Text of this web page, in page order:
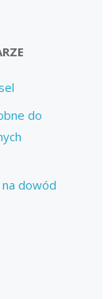
do
na dowód